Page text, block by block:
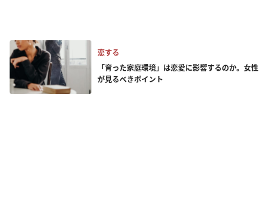
恋する
「育った家庭環境」は恋愛に影響するのか。女性
が見るべきポイント